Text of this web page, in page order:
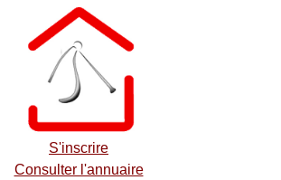
S'inscrire
Consulter l'annuaire